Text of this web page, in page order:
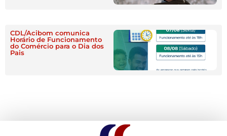
CDL/Acibom comunica
Horário de Funcionamento
do Comércio para o Dia dos
Pais